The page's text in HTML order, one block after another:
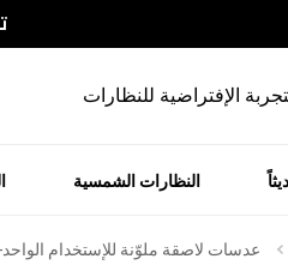
الإفتراضية للنظارات
النظارات الشمسية
عدسات لاصقة ملوّنة للإستخدام